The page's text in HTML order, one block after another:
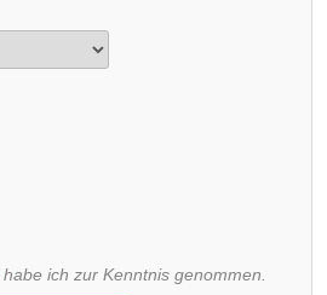
habe ich zur Kenntnis genommen.